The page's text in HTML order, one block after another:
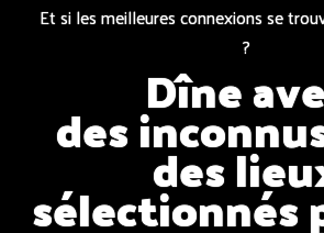
Et si les meilleures connexions se
?
Dîne
des des
sélectionnés